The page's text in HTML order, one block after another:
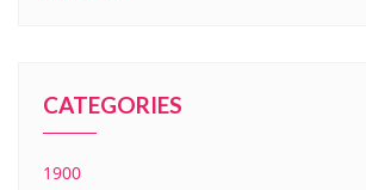
CATEGORIES
1900